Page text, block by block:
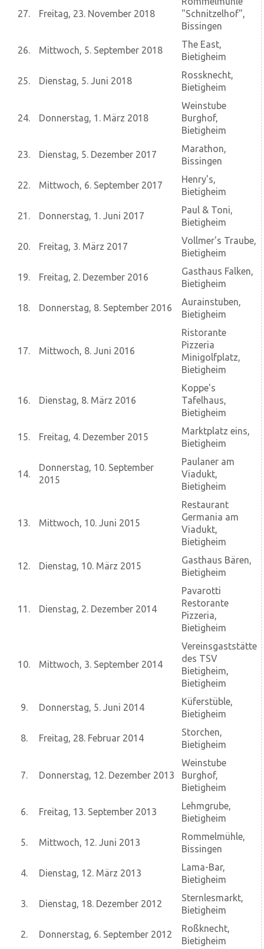
27. Freitag, 23. November 2018
"Schnitzelhof",
Bissingen
26. Mittwoch, 5. September 2018
The East,
Bietigheim
25. Dienstag, 5. Juni 2018
Rossknecht,
Bietigheim
24. Donnerstag, 1. März 2018
Weinstube
Burghof,
Bietigheim
23. Dienstag, 5. Dezember 2017
Marathon,
Bissingen
22. Mittwoch, 6. September 2017
Henry's,
Bietigheim
21. Donnerstag, 1. Juni 2017
Paul & Toni,
Bietigheim
20. Freitag, 3. März 2017
Vollmer's Traube,
Bietigheim
19. Freitag, 2. Dezember 2016
Gasthaus Falken,
Bietigheim
18. Donnerstag, 8. September 2016
Aurainstuben,
Bietigheim
17. Mittwoch, 8. Juni 2016
Ristorante
Pizzeria
Minigolfplatz,
Bietigheim
16. Dienstag, 8. März 2016
Koppe's
Tafelhaus,
Bietigheim
15. Freitag, 4. Dezember 2015
Marktplatz eins,
Bietigheim
14.
Donnerstag, 10. September
2015
Paulaner am
Viadukt,
Bietigheim
13. Mittwoch, 10. Juni 2015
Restaurant
Germania am
Viadukt,
Bietigheim
12. Dienstag, 10. März 2015
Gasthaus Bären,
Bietigheim
11. Dienstag, 2. Dezember 2014
Pavarotti
Restorante
Pizzeria,
Bietigheim
10. Mittwoch, 3. September 2014
Vereinsgaststätte
des TSV
Bietigheim,
Bietigheim
9. Donnerstag, 5. Juni 2014
Küferstüble,
Bietigheim
8. Freitag, 28. Februar 2014
Storchen,
Bietigheim
7. Donnerstag, 12. Dezember 2013
Weinstube
Burghof,
Bietigheim
6. Freitag, 13. September 2013
Lehmgrube,
Bietigheim
5. Mittwoch, 12. Juni 2013
Rommelmühle,
Bissingen
4. Dienstag, 12. März 2013
Lama-Bar,
Bietigheim
3. Dienstag, 18. Dezember 2012
Sternlesmarkt,
Bietigheim
2. Donnerstag, 6. September 2012
Roßknecht,
Bietigheim